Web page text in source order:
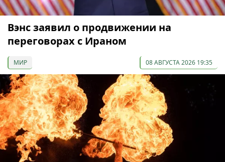
Вэнс заявил о продвижении на
переговорах с Ираном
МИР 08 АВГУСТА 2026 19:35